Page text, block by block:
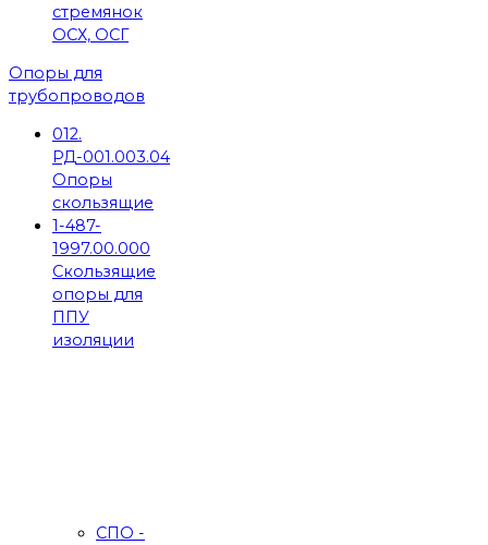
стремянок
ОСХ, ОСГ
Опоры для
трубопроводов
012.
РД-001.003.04
Опоры
скользящие
1-487-
1997.00.000
Скользящие
опоры для
ППУ
изоляции
СПО -